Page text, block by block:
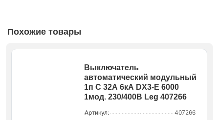
Похожие товары
Выключатель
автоматический модульный
1п C 32А 6кА DX3-E 6000
1мод. 230/400В Leg 407266
Артикул:
407266